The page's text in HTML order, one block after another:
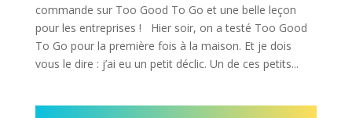
commande sur Too Good To Go et une belle leçon
pour les entreprises ! Hier soir, on a testé Too Good
To Go pour la première fois à la maison. Et je dois
vous le dire : j’ai eu un petit déclic. Un de ces petits...